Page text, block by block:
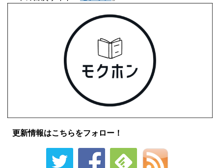
更新情報はこちらをフォロー！